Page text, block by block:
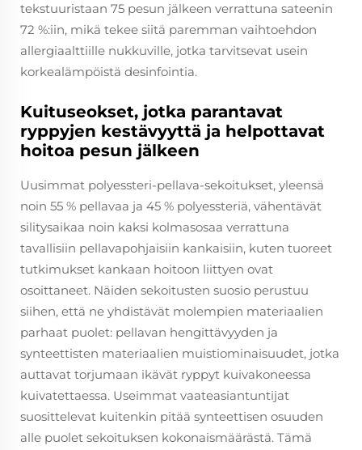
tekstuuristaan 75 pesun jälkeen verrattuna sateenin
72 %:iin, mikä tekee siitä paremman vaihtoehdon
allergiaalttiille nukkuville, jotka tarvitsevat usein
korkealämpöistä desinfointia.
Kuituseokset, jotka parantavat
ryppyjen kestävyyttä ja helpottavat
hoitoa pesun jälkeen
Uusimmat polyessteri-pellava-sekoitukset, yleensä
noin 55 % pellavaa ja 45 % polyessteriä, vähentävät
silitysaikaa noin kaksi kolmasosaa verrattuna
tavallisiin pellavapohjaisiin kankaisiin, kuten tuoreet
tutkimukset kankaan hoitoon liittyen ovat
osoittaneet. Näiden sekoitusten suosio perustuu
siihen, että ne yhdistävät molempien materiaalien
parhaat puolet: pellavan hengittävyyden ja
synteettisten materiaalien muistiominaisuudet, jotka
auttavat torjumaan ikävät ryppyt kuivakoneessa
kuivatettaessa. Useimmat vaateasiantuntijat
suosittelevat kuitenkin pitää synteettisen osuuden
alle puolet sekoituksen kokonaismäärästä. Tämä